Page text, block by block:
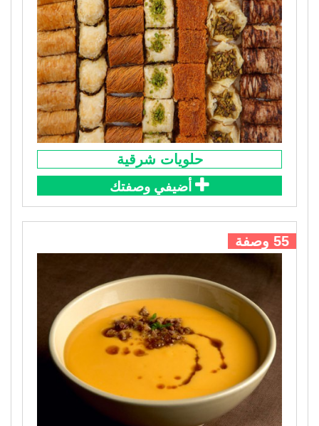
حلويات شرقية
أضيفي وصفتك
55 وصفة